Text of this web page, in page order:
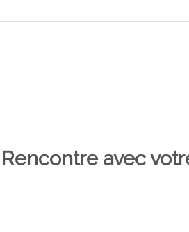
Rencontre avec